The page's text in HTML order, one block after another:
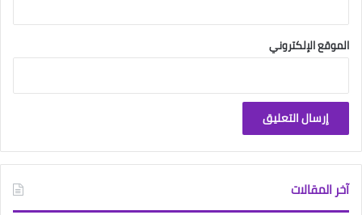
الموقع الإلكتروني
آخر المقالات